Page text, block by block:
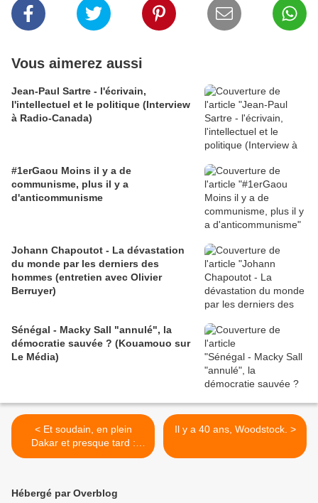
Vous aimerez aussi
Jean-Paul Sartre - l'écrivain,
l'intellectuel et le politique (Interview
à Radio-Canada)
#1erGaou Moins il y a de
communisme, plus il y a
d'anticommunisme
Johann Chapoutot - La dévastation
du monde par les derniers des
hommes (entretien avec Olivier
Berruyer)
Sénégal - Macky Sall "annulé", la
démocratie sauvée ? (Kouamouo sur
Le Média)
< Et soudain, en plein
Dakar et presque tard :
Amilcar
Il y a 40 ans, Woodstock. >
Hébergé par Overblog